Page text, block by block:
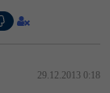
29.12.2013 0:18